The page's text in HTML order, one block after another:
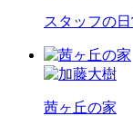
スタッフの日
茜ヶ丘の家